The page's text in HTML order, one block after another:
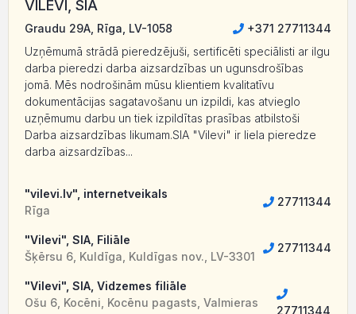
VILEVI, SIA
Graudu 29A, Rīga, LV-1058
+371 27711344
Uzņēmumā strādā pieredzējuši, sertificēti speciālisti ar ilgu
darba pieredzi darba aizsardzības un ugunsdrošības
jomā. Mēs nodrošinām mūsu klientiem kvalitatīvu
dokumentācijas sagatavošanu un izpildi, kas atvieglo
uzņēmumu darbu un tiek izpildītas prasības atbilstoši
Darba aizsardzības likumam.SIA "Vilevi" ir liela pieredze
darba aizsardzības...
"vilevi.lv", internetveikals
Rīga
27711344
"Vilevi", SIA, Filiāle
Šķērsu 6, Kuldīga, Kuldīgas nov., LV-3301
27711344
"Vilevi", SIA, Vidzemes filiāle
Ošu 6, Kocēni, Kocēnu pagasts, Valmieras
27711344